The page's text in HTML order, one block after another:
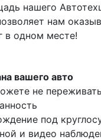
нашего
нам
в одном месте!
вашего авто
не
под
и видео